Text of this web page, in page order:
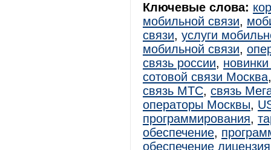
Ключевые слова:
мобильной связи,
связи, услуги
мобильной связи,
связь россии,
сотовой связи Москва
связь МТС, связь
операторы Москвы,
программирования,
обеспечение,
обеспечение лицензия